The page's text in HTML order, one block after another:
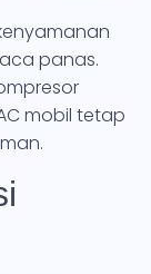
panas.
mobil tetap